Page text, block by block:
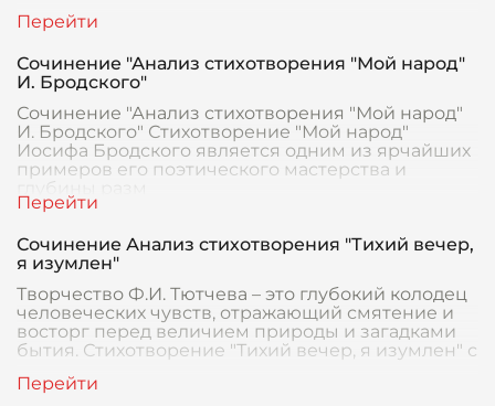
Сочинение "Анализ стихотворения "Мой народ"
И. Бродского"
Сочинение "Анализ стихотворения "Мой народ"
И. Бродского" Стихотворение "Мой народ"
Иосифа Бродского является одним из ярчайших
примеров его поэтического мастерства и
глубины разм
Сочинение Анализ стихотворения "Тихий вечер,
я изумлен"
Творчество Ф.И. Тютчева – это глубокий колодец
человеческих чувств, отражающий смятение и
восторг перед величием природы и загадками
бытия. Стихотворение "Тихий вечер, я изумлен" с